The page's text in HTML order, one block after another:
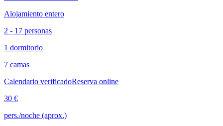
Alojamiento entero
2 - 17 personas
1 dormitorio
7 camas
Calendario verificadoReserva online
30 €
pers./noche (aprox.)